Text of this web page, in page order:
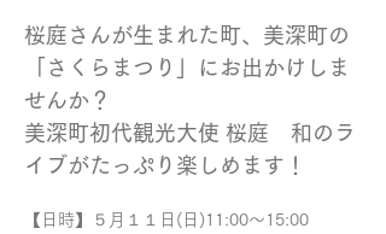
桜庭さんが生まれた町、美深町の
「さくらまつり」にお出かけしま
せんか？
美深町初代観光大使 桜庭　和のラ
イブがたっぷり楽しめます！
【日時】５月１１日(日)11:00～15:00